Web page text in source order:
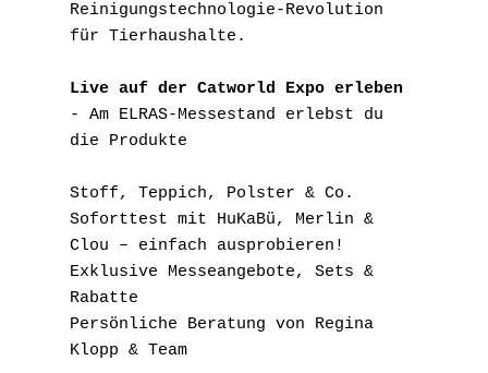
Reinigungstechnologie-Revolution
für Tierhaushalte.
Live auf der Catworld Expo erleben
- Am ELRAS-Messestand erlebst du
die Produkte
Stoff, Teppich, Polster & Co.
Soforttest mit HuKaBü, Merlin &
Clou – einfach ausprobieren!
Exklusive Messeangebote, Sets &
Rabatte
Persönliche Beratung von Regina
Klopp & Team